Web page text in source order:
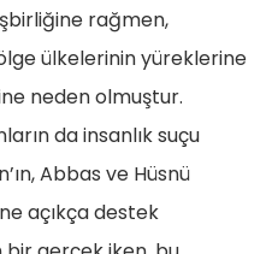
rağmen,
ülkelerinin yüreklerine
neden olmuştur.
da insanlık suçu
Abbas ve Hüsnü
açıkça destek